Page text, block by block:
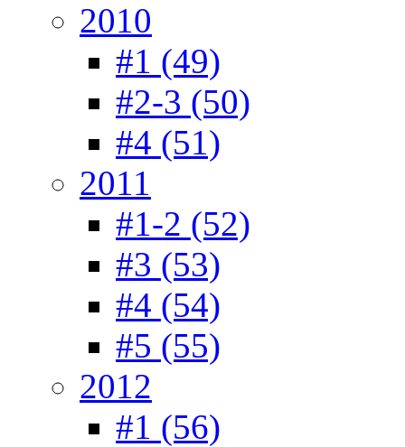
2010
#1 (49)
#2-3 (50)
#4 (51)
2011
#1-2 (52)
#3 (53)
#4 (54)
#5 (55)
2012
#1 (56)